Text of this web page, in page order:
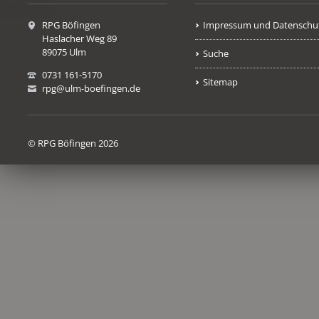
RPG Böfingen
Haslacher Weg 89
89075 Ulm
0731 161-5170
rpg@ulm-boefingen.de
Impressum und
Suche
Sitemap
© RPG Böfingen 2026